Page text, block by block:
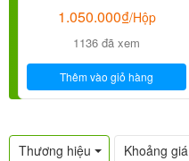
1.050.000₫/Hộp
1136 đã xem
Thêm vào giỏ hàng
Thương hiệu Khoảng giá